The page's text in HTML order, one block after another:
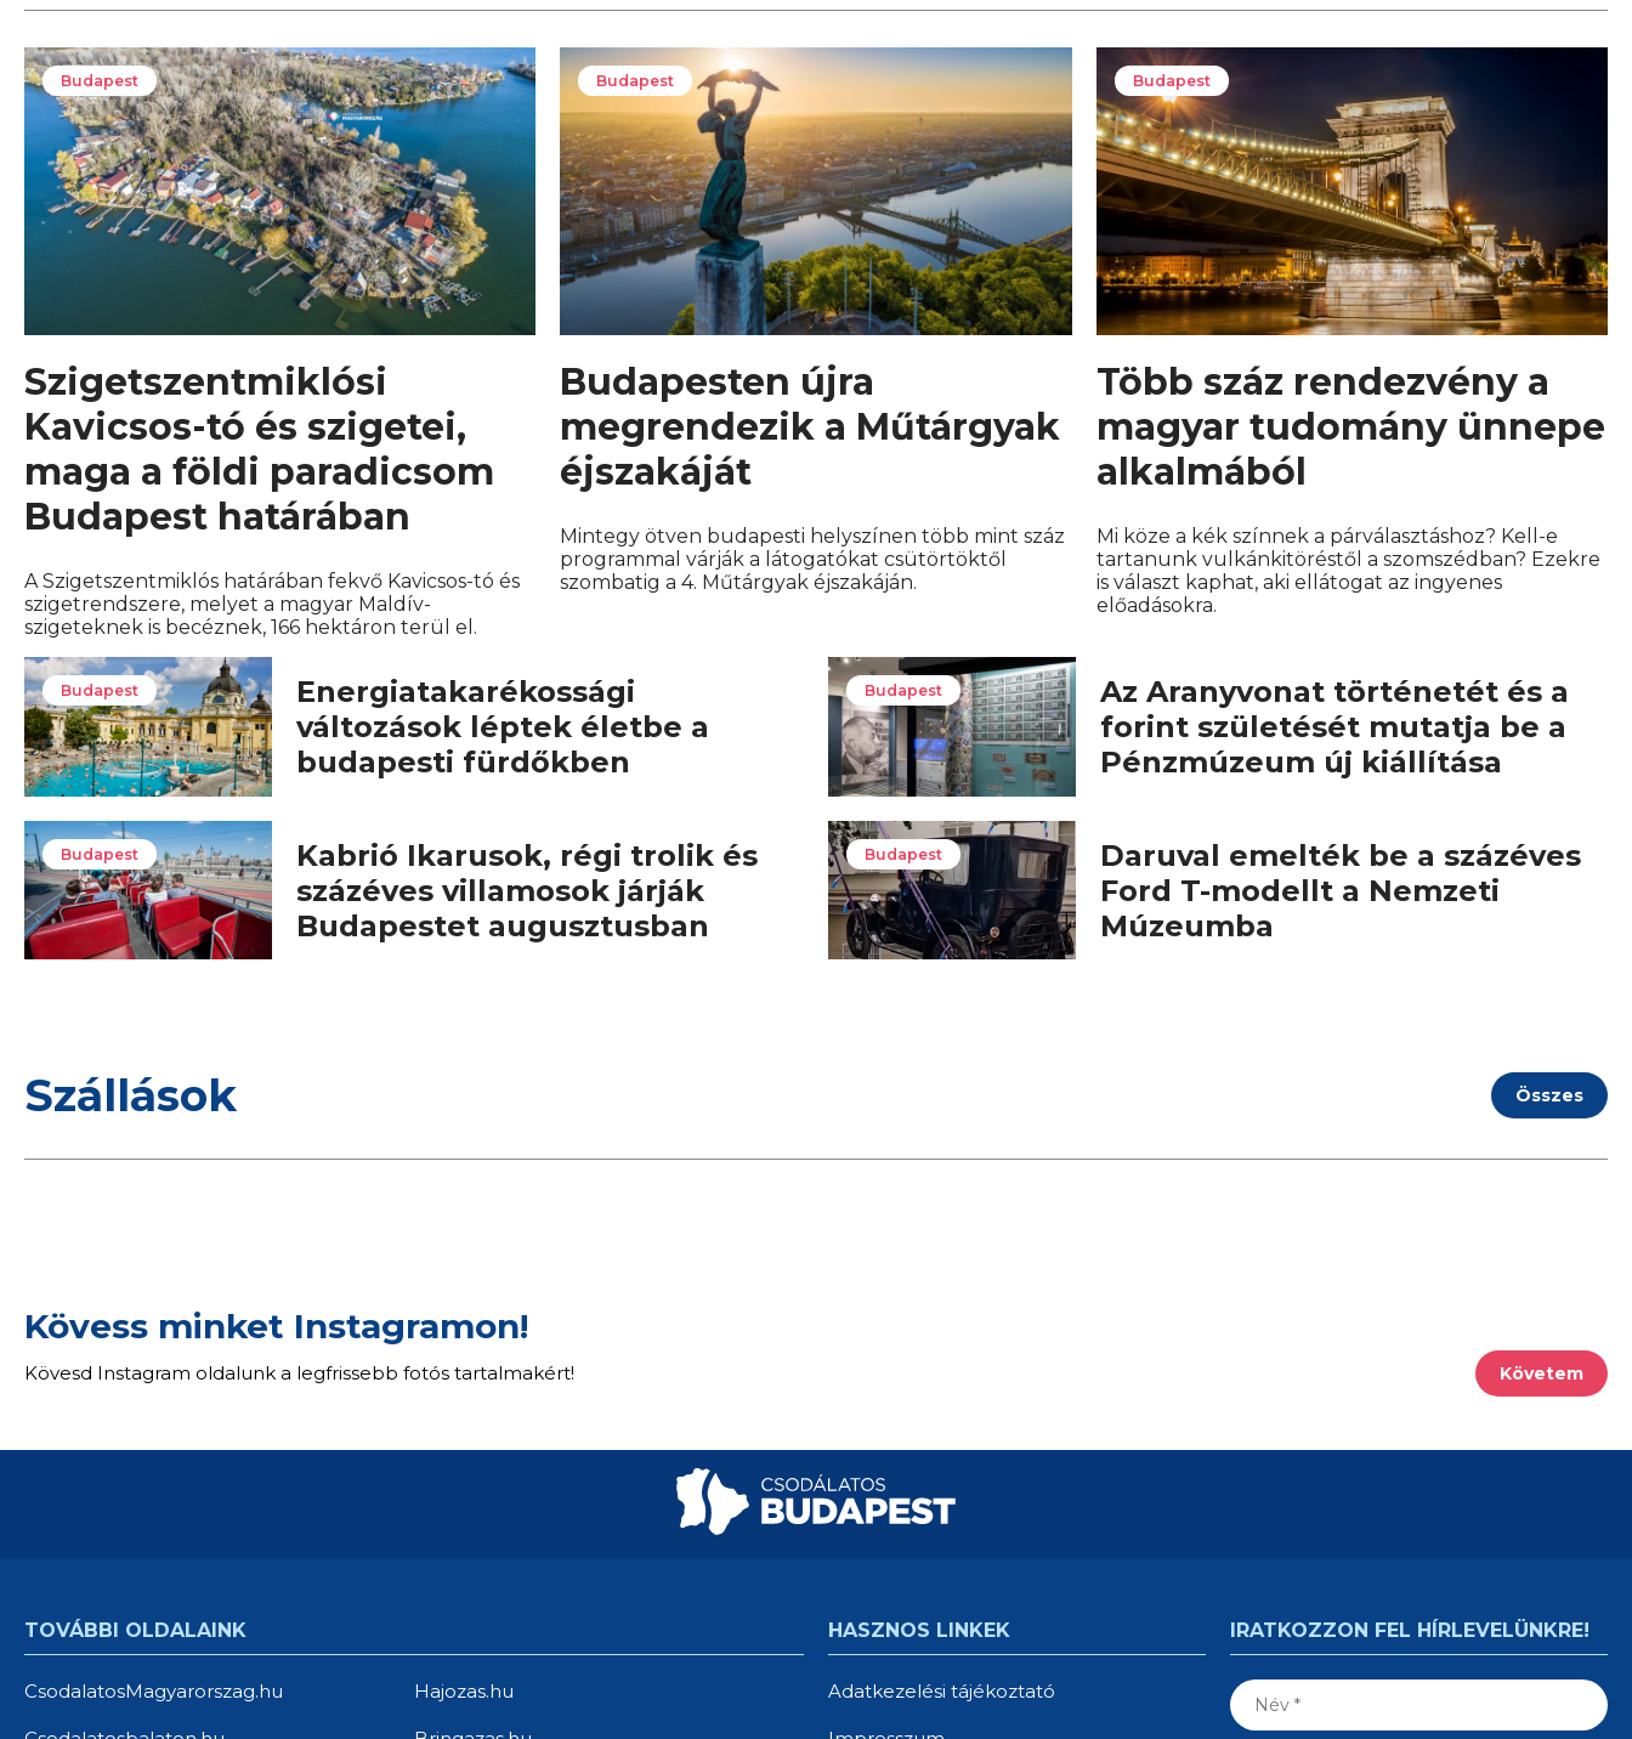
Budapest
Szigetszentmiklósi
Kavicsos-tó és szigetei,
maga a földi paradicsom
Budapest határában
A Szigetszentmiklós határában fekvő Kavicsos-tó és
szigetrendszere, melyet a magyar Maldív-
szigeteknek is becéznek, 166 hektáron terül el.
Budapest
Budapesten újra
megrendezik a Műtárgyak
éjszakáját
Mintegy ötven budapesti helyszínen több mint száz
programmal várják a látogatókat csütörtöktől
szombatig a 4. Műtárgyak éjszakáján.
Budapest
Több száz rendezvény a
magyar tudomány ünnepe
alkalmából
Mi köze a kék színnek a párválasztáshoz? Kell-e
tartanunk vulkánkitöréstől a szomszédban? Ezekre
is választ kaphat, aki ellátogat az ingyenes
előadásokra.
Budapest
Energiatakarékossági
változások léptek életbe a
budapesti fürdőkben
Budapest
Az Aranyvonat történetét és a
forint születését mutatja be a
Pénzmúzeum új kiállítása
Budapest
Kabrió Ikarusok, régi trolik és
százéves villamosok járják
Budapestet augusztusban
Budapest
Daruval emelték be a százéves
Ford T-modellt a Nemzeti
Múzeumba
Szállások Összes
Kövess minket Instagramon!
Kövesd Instagram oldalunk a legfrissebb fotós tartalmakért! Követem
TOVÁBBI OLDALAINK
CsodalatosMagyarorszag.hu Hajozas.hu
HASZNOS LINKEK
Adatkezelési tájékoztató
IRATKOZZON FEL HÍRLEVELÜNKRE!